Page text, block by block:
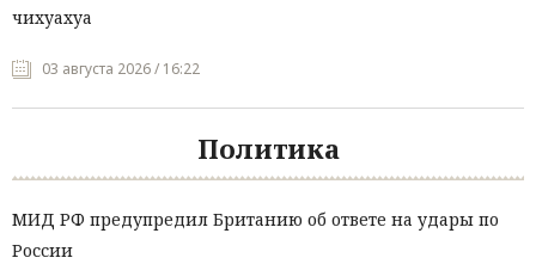
чихуахуа
03 августа 2026 / 16:22
Политика
МИД РФ предупредил Британию об ответе на удары по
России